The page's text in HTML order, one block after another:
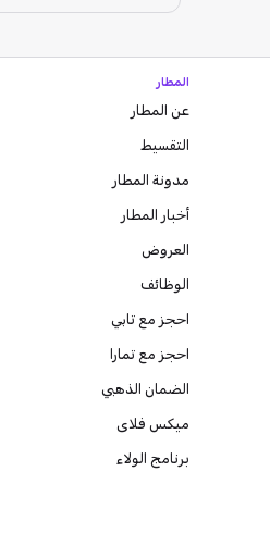
المطار
عن المطار
التقسيط
مدونة المطار
أخبار المطار
العروض
الوظائف
احجز مع تابي
احجز مع تمارا
الضمان الذهبي
ميكس فلاى
برنامج الولاء